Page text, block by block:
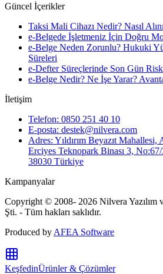
Güncel İçerikler
Taksi Mali Cihazı Nedir? Nasıl
e-Belgede İşletmeniz İçin Doğru
e-Belge Neden Zorunlu? Hukuki
Süreleri
e-Defter Süreçlerinde Son Gün
e-Belge Nedir? Ne İşe Yarar?
İletişim
Telefon: 0850 251 40 10
E-posta: destek@nilvera.com
Adres: Yıldırım Beyazıt Mahallesi,
Erciyes Teknopark Binası 3,
38030 Türkiye
Kampanyalar
Copyright © 2008- 2026 Nilvera
Şti. - Tüm hakları saklıdır.
Produced by AFEA Software
KeşfedinÜrünler & Çözümler